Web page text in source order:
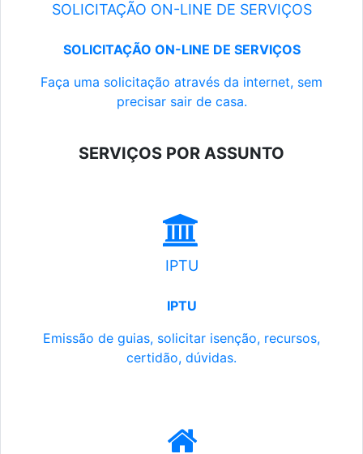
SOLICITAÇÃO ON-LINE DE SERVIÇOS
SOLICITAÇÃO ON-LINE DE SERVIÇOS
Faça uma solicitação através da internet, sem
precisar sair de casa.
SERVIÇOS POR ASSUNTO
IPTU
IPTU
Emissão de guias, solicitar isenção, recursos,
certidão, dúvidas.